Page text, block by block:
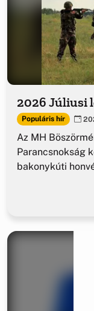
2026 Júliusi
Populáris hír
Az MH
Parancsnokság
bakonykúti